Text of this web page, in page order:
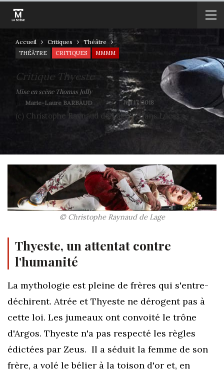
Accueil Critiques Théâtre
THÉÂTRE CRITIQUES MMMM
Critique Thyeste
Mise en scène Thomas Jolly
Marie-Laure BARBAUD OnJuil 17, 2018
(c) Christophe Raynaud de Lage / Hans Lucas
© Christophe Raynaud de Lage
Thyeste, un attentat contre
l'humanité
La mythologie est pleine de frères qui s'entre-
déchirent. Atrée et Thyeste ne dérogent pas à
cette loi. Les jumeaux ont convoité le trône
d'Argos. Thyeste n'a pas respecté les règles
édictées par Zeus. Il a séduit la femme de son
frère, a volé le bélier à la toison d'or et, en